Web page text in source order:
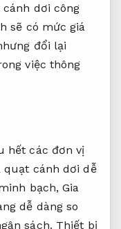
dơi công
sẽ có mức giá
đổi lại
việc thông
hết các đơn vị
quạt cánh dơi dễ
bạch,Gia
dễ dàng so
sách. Thiết bị